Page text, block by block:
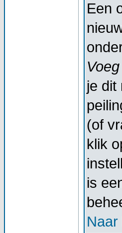
Een
je dit
(of
klik
is
Naar